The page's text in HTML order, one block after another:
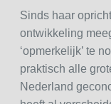
Sinds haar
ontwikkeling
‘opmerkelijk’ te
praktisch alle
Nederland